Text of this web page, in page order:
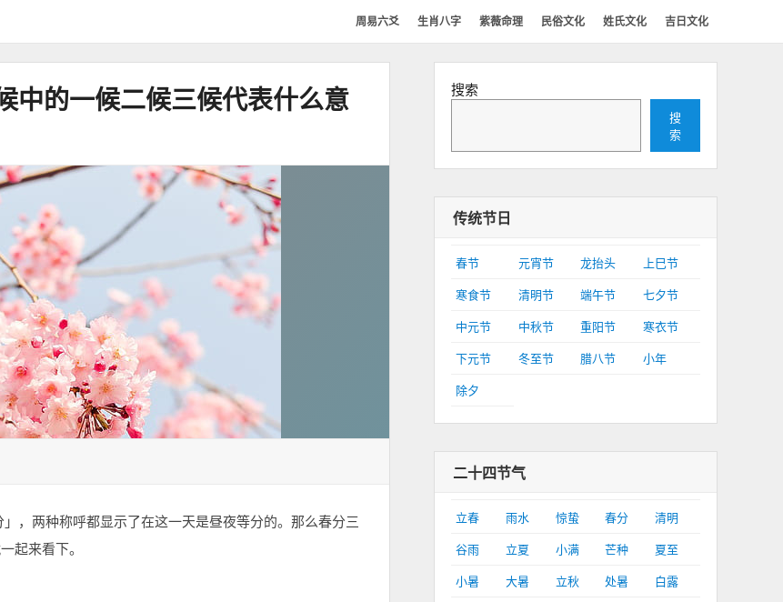
周易六爻 生肖八字 紫薇命理 民俗文化 姓氏文化 吉日文化
中的一候二候三候代表什么意
，两种称呼都显示了在这一天是昼夜等分的。那么春分三
起来看下。
搜索
搜
索
传统节日
春节 元宵节 龙抬头
上巳节
寒食节
清明节 端午节
七夕节
中元节
中秋节 重阳节
寒衣节
下元节
冬至节 腊八节
小年
除夕
二十四节气
立春 雨水 惊蛰 春分
清明
谷雨
立夏 小满 芒种
夏至
小暑
大暑 立秋 处暑
白露